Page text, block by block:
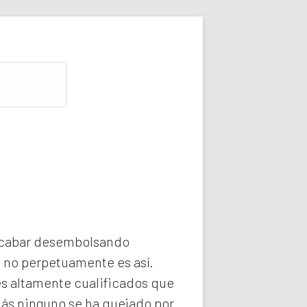
desembolsando
perpetuamente es así.
altamente cualificados que
ninguno se ha quejado por